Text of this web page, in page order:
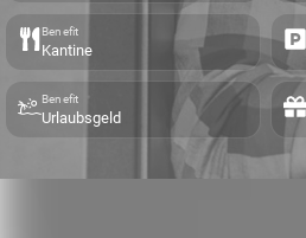
Benefit
Kantine
Benefit
Urlaubsgeld